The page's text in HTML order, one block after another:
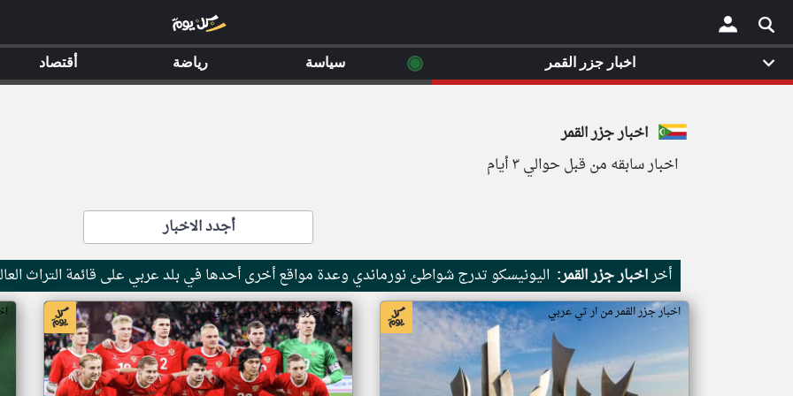
×
اخبار جزر القمر
اخبار سابقه من قبل حوالي ٣ أيام
أجدد الاخبار
أخراخبار جزر القمر: اليونيسكو تدرج شواطئ نورماندي وعدة مواقع أخرى أحدها في بلد عربي على قائمة التراث
اخبار جزر القمر من ار تي عربي اخبار جزر القمر من ار تي عربي
اخبار جزر القمر ◉ سياسة رياضة أقتصاد